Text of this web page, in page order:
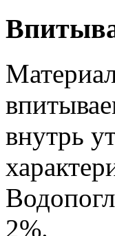
внутрь
2%.